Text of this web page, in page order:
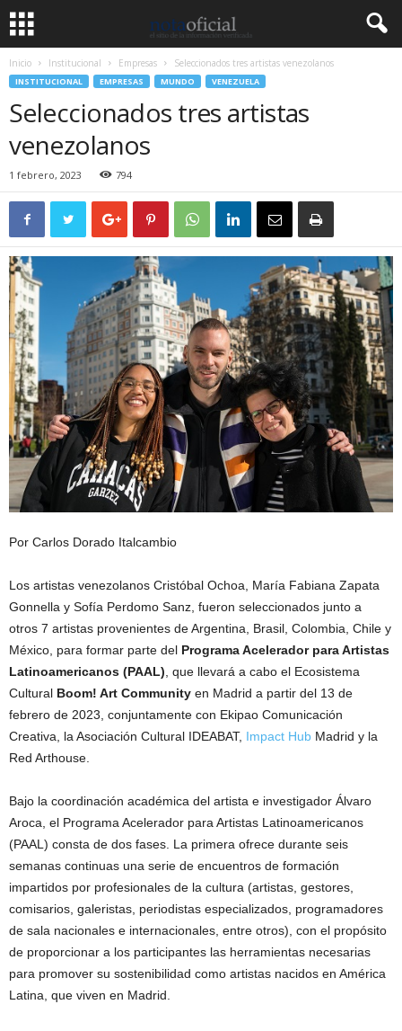
Inicio Institucional Empresas Seleccionados tres artistas venezolanos
INSTITUCIONAL EMPRESAS MUNDO VENEZUELA
Seleccionados tres artistas
venezolanos
1 febrero, 2023 794
Por Carlos Dorado Italcambio
Los artistas venezolanos Cristóbal Ochoa, María Fabiana Zapata
Gonnella y Sofía Perdomo Sanz, fueron seleccionados junto a
otros 7 artistas provenientes de Argentina, Brasil, Colombia, Chile y
México, para formar parte del Programa Acelerador para Artistas
Latinoamericanos (PAAL) , que llevará a cabo el Ecosistema
Cultural Boom! Art Community en Madrid a partir del 13 de
febrero de 2023, conjuntamente con Ekipao Comunicación
Creativa, la Asociación Cultural IDEABAT, Impact Hub Madrid y la
Red Arthouse.
Bajo la coordinación académica del artista e investigador Álvaro
Aroca, el Programa Acelerador para Artistas Latinoamericanos
(PAAL) consta de dos fases. La primera ofrece durante seis
semanas continuas una serie de encuentros de formación
impartidos por profesionales de la cultura (artistas, gestores,
comisarios, galeristas, periodistas especializados, programadores
de sala nacionales e internacionales, entre otros), con el propósito
de proporcionar a los participantes las herramientas necesarias
para promover su sostenibilidad como artistas nacidos en América
Latina, que viven en Madrid.